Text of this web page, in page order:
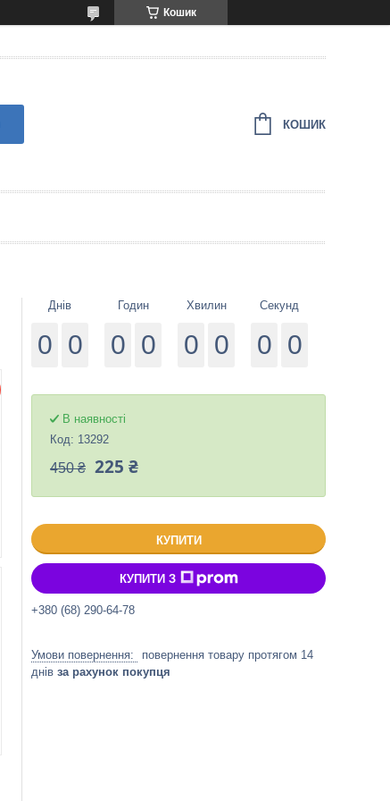
Кошик
КОШИК
Днів
0 0
Годин
0 0
Хвилин
0 0
Секунд
0 0
В наявності
Код: 13292
450 ₴ 225 ₴
КУПИТИ
КУПИТИ З
+380 (68) 290-64-78
повернення товару протягом 14
днів за рахунок покупця